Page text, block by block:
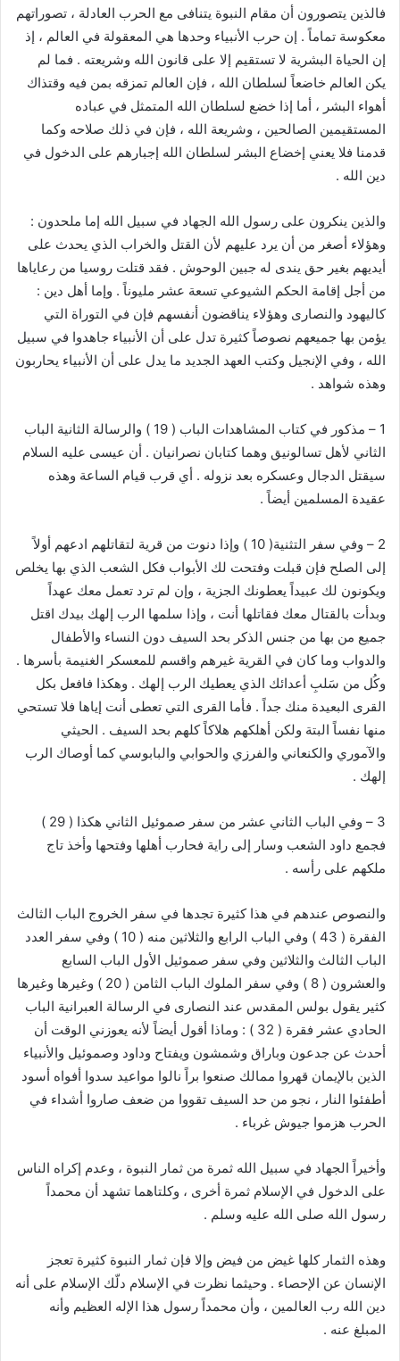
فالذين يتصورون أن مقام النبوة يتنافى مع الحرب العادلة ، تصوراتهم
معكوسة تماماً . إن حرب الأنبياء وحدها هي المعقولة في العالم ، إذ
إن الحياة البشرية لا تستقيم إلا على قانون الله وشريعته . فما لم
يكن العالم خاضعاً لسلطان الله ، فإن العالم تمزقه بمن فيه وقتذاك
أهواء البشر ، أما إذا خضع لسلطان الله المتمثل في عباده
المستقيمين الصالحين ، وشريعة الله ، فإن في ذلك صلاحه وكما
قدمنا فلا يعني إخضاع البشر لسلطان الله إجبارهم على الدخول في
دين الله .
والذين ينكرون على رسول الله الجهاد في سبيل الله إما ملحدون :
وهؤلاء أصغر من أن يرد عليهم لأن القتل والخراب الذي يحدث على
أيديهم بغير حق يندى له جبين الوحوش . فقد قتلت روسيا من رعاياها
من أجل إقامة الحكم الشيوعي تسعة عشر مليوناً . وإما أهل دين :
كاليهود والنصارى وهؤلاء يناقضون أنفسهم فإن في التوراة التي
يؤمن بها جميعهم نصوصاً كثيرة تدل على أن الأنبياء جاهدوا في سبيل
الله ، وفي الإنجيل وكتب العهد الجديد ما يدل على أن الأنبياء يحاربون
وهذه شواهد .
1 – مذكور في كتاب المشاهدات الباب ( 19 ) والرسالة الثانية الباب
الثاني لأهل تسالونيق وهما كتابان نصرانيان . أن عيسى عليه السلام
سيقتل الدجال وعسكره بعد نزوله . أي قرب قيام الساعة وهذه
عقيدة المسلمين أيضاً .
2 – وفي سفر التثنية( 10 ) وإذا دنوت من قرية لتقاتلهم ادعهم أولاً
إلى الصلح فإن قبلت وفتحت لك الأبواب فكل الشعب الذي بها يخلص
ويكونون لك عبيداً يعطونك الجزية ، وإن لم ترد تعمل معك عهداً
وبدأت بالقتال معك فقاتلها أنت ، وإذا سلمها الرب إلهك بيدك اقتل
جميع من بها من جنس الذكر بحد السيف دون النساء والأطفال
والدواب وما كان في القرية غيرهم واقسم للمعسكر الغنيمة بأسرها .
وكُل من سَلبِ أعدائك الذي يعطيك الرب إلهك . وهكذا فافعل بكل
القرى البعيدة منك جداً . فأما القرى التي تعطى أنت إياها فلا تستحي
منها نفساً البتة ولكن أهلكهم هلاكاً كلهم بحد السيف . الحيثي
والآموري والكنعاني والفرزي والحوابي والبابوسي كما أوصاك الرب
إلهك .
3 – وفي الباب الثاني عشر من سفر صموئيل الثاني هكذا ( 29 )
فجمع داود الشعب وسار إلى راية فحارب أهلها وفتحها وأخذ تاج
ملكهم على رأسه .
والنصوص عندهم في هذا كثيرة تجدها في سفر الخروج الباب الثالث
الفقرة ( 43 ) وفي الباب الرابع والثلاثين منه ( 10 ) وفي سفر العدد
الباب الثالث والثلاثين وفي سفر صموئيل الأول الباب السابع
والعشرون ( 8 ) وفي سفر الملوك الباب الثامن ( 20 ) وغيرها وغيرها
كثير يقول بولس المقدس عند النصارى في الرسالة العبرانية الباب
الحادي عشر فقرة ( 32 ) : وماذا أقول أيضاً لأنه يعوزني الوقت أن
أحدث عن جدعون وباراق وشمشون ويفتاح وداود وصموئيل والأنبياء
الذين بالإيمان قهروا ممالك صنعوا براً نالوا مواعيد سدوا أفواه أسود
أطفئوا النار ، نجو من حد السيف تقووا من ضعف صاروا أشداء في
الحرب هزموا جيوش غرباء .
وأخيراً الجهاد في سبيل الله ثمرة من ثمار النبوة ، وعدم إكراه الناس
على الدخول في الإسلام ثمرة أخرى ، وكلتاهما تشهد أن محمداً
رسول الله صلى الله عليه وسلم .
وهذه الثمار كلها غيض من فيض وإلا فإن ثمار النبوة كثيرة تعجز
الإنسان عن الإحصاء . وحيثما نظرت في الإسلام دلّك الإسلام على أنه
دين الله رب العالمين ، وأن محمداً رسول هذا الإله العظيم وأنه
المبلغ عنه .